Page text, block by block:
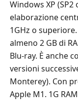
Windows XP
elaborazione
1GHz o
almeno 2 GB di
Blu-ray. È anche
versioni
Monterey). Con
Apple M1. 1G